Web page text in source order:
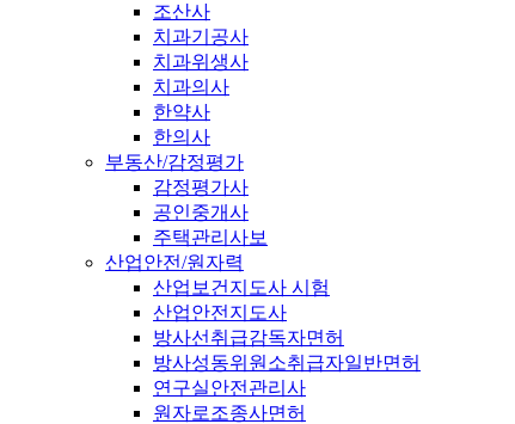
조산사
치과기공사
치과위생사
치과의사
한약사
한의사
부동산/감정평가
감정평가사
공인중개사
주택관리사보
산업안전/원자력
산업보건지도사 시험
산업안전지도사
방사선취급감독자면허
방사성동위원소취급자일반면허
연구실안전관리사
원자로조종사면허